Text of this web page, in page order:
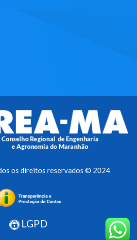
os direitos reservados © 2024
LGPD